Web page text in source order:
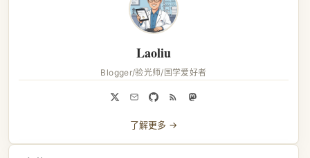
Laoliu
Blogger/验光师/国学爱好者
了解更多 →